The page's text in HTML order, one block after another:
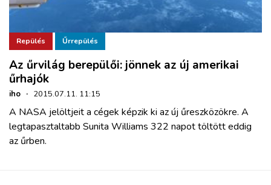
Repülés Űrrepülés
Az űrvilág berepülői: jönnek az új amerikai
űrhajók
iho · 2015.07.11. 11:15
A NASA jelöltjeit a cégek képzik ki az új űreszközökre. A
legtapasztaltabb Sunita Williams 322 napot töltött eddig
az űrben.